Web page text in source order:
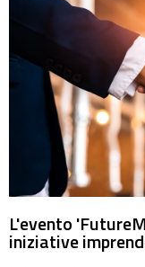
L'evento
iniziative